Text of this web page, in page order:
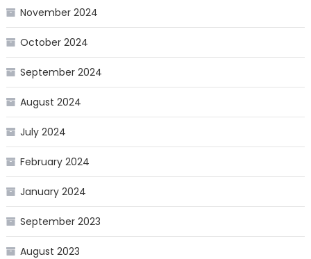
November 2024
October 2024
September 2024
August 2024
July 2024
February 2024
January 2024
September 2023
August 2023